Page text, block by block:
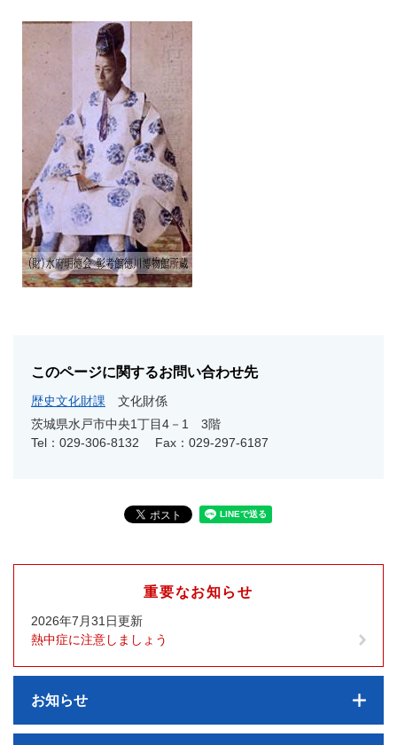
このページに関するお問い合わせ先
歴史文化財課
文化財係
茨城県水戸市中央1丁目4－1 3階
Tel：029-306-8132
Fax：029-297-6187
重要なお知らせ
2026年7月31日更新
熱中症に注意しましょう
お知らせ